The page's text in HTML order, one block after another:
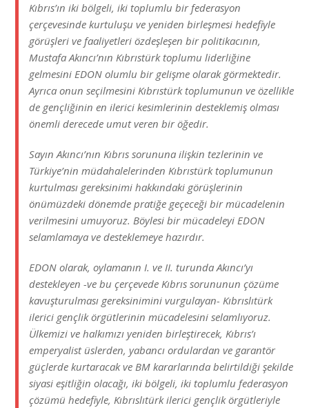
Kıbrıs’ın iki bölgeli, iki toplumlu bir federasyon
çerçevesinde kurtuluşu ve yeniden birleşmesi hedefiyle
görüşleri ve faaliyetleri özdeşleşen bir politikacının,
Mustafa Akıncı’nın Kıbrıstürk toplumu liderliğine
gelmesini EDON olumlu bir gelişme olarak görmektedir.
Ayrıca onun seçilmesini Kıbrıstürk toplumunun ve özellikle
de gençliğinin en ilerici kesimlerinin desteklemiş olması
önemli derecede umut veren bir öğedir.
Sayın Akıncı’nın Kıbrıs sorununa ilişkin tezlerinin ve
Türkiye’nin müdahalelerinden Kıbrıstürk toplumunun
kurtulması gereksinimi hakkındaki görüşlerinin
önümüzdeki dönemde pratiğe geçeceği bir mücadelenin
verilmesini umuyoruz. Böylesi bir mücadeleyi EDON
selamlamaya ve desteklemeye hazırdır.
EDON olarak, oylamanın I. ve II. turunda Akıncı’yı
destekleyen -ve bu çerçevede Kıbrıs sorununun çözüme
kavuşturulması gereksinimini vurgulayan- Kıbrıslıtürk
ilerici gençlik örgütlerinin mücadelesini selamlıyoruz.
Ülkemizi ve halkımızı yeniden birleştirecek, Kıbrıs’ı
emperyalist üslerden, yabancı ordulardan ve garantör
güçlerde kurtaracak ve BM kararlarında belirtildiği şekilde
siyasi eşitliğin olacağı, iki bölgeli, iki toplumlu federasyon
çözümü hedefiyle, Kıbrıslıtürk ilerici gençlik örgütleriyle